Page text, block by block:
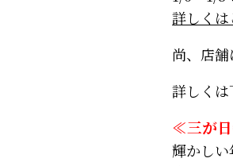
詳しく
尚、店
詳しく
≪三が
輝かしい